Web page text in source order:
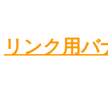
リンク用バ